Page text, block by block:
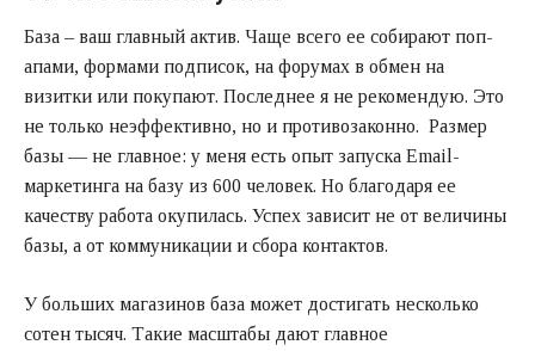
База – ваш главный актив. Чаще всего ее собирают поп-
апами, формами подписок, на форумах в обмен на
визитки или покупают. Последнее я не рекомендую. Это
не только неэффективно, но и противозаконно. Размер
базы — не главное: у меня есть опыт запуска Еmail-
маркетинга на базу из 600 человек. Но благодаря ее
качеству работа окупилась. Успех зависит не от величины
базы, а от коммуникации и сбора контактов.
У больших магазинов база может достигать несколько
сотен тысяч. Такие масштабы дают главное